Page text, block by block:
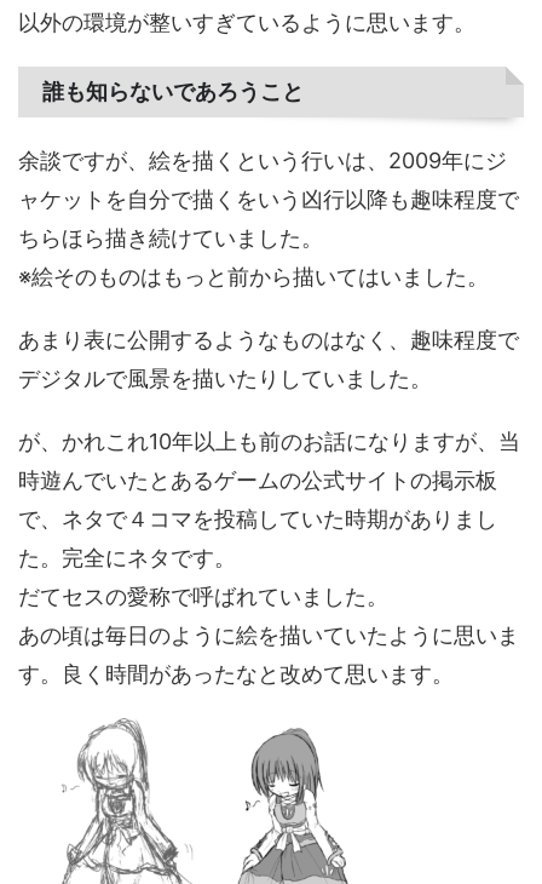
以外の環境が整いすぎているように思います。
誰も知らないであろうこと
余談ですが、絵を描くという行いは、2009年にジ
ャケットを自分で描くをいう凶行以降も趣味程度で
ちらほら描き続けていました。
※絵そのものはもっと前から描いてはいました。
あまり表に公開するようなものはなく、趣味程度で
デジタルで風景を描いたりしていました。
が、かれこれ10年以上も前のお話になりますが、当
時遊んでいたとあるゲームの公式サイトの掲示板
で、ネタで４コマを投稿していた時期がありまし
た。完全にネタです。
だてセスの愛称で呼ばれていました。
あの頃は毎日のように絵を描いていたように思いま
す。良く時間があったなと改めて思います。